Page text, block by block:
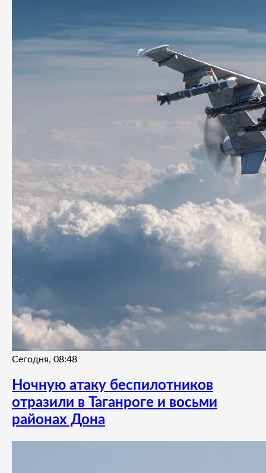
Сегодня, 08:48
Ночную атаку беспилотников
отразили в Таганроге и восьми
районах Дона